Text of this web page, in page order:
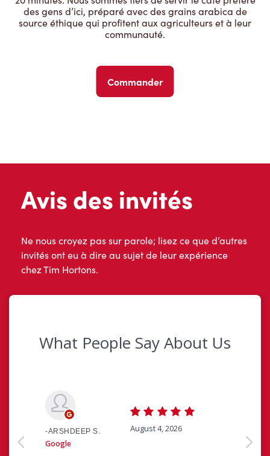
des gens d’ici, préparé avec des grains arabica de
source éthique qui profitent aux agriculteurs et à leur
communauté.
Commander
Avis des invités
Ne nous croyez pas sur parole; lisez ce que d’autres
invités ont eu à dire au sujet de leur expérience
chez Tim Hortons.